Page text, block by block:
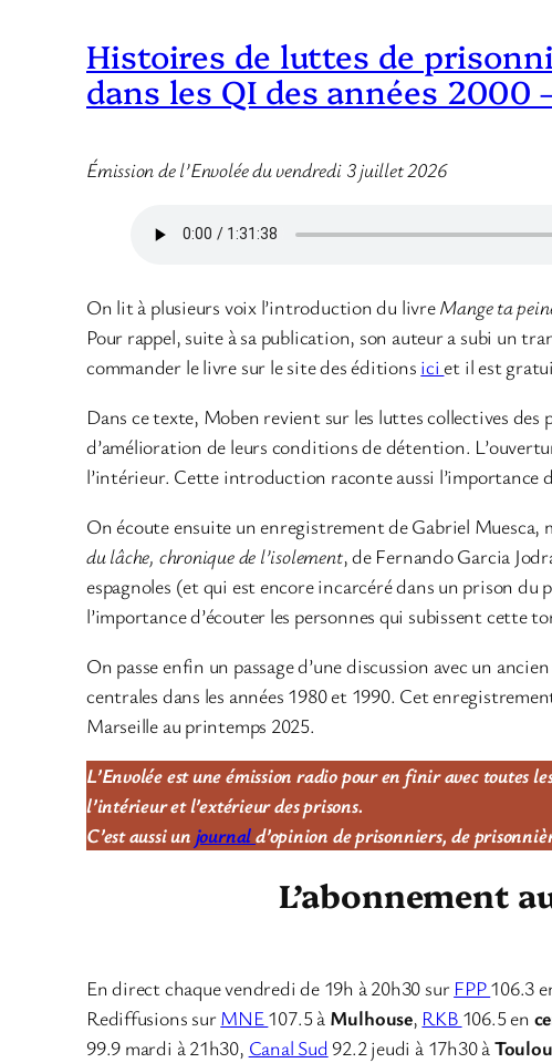
Histoires de luttes de
dans les QI des années 2000
Émission de l’Envolée du vendredi 3 juillet 2026
On lit à plusieurs voix l’introduction du livreMange ta
Pour rappel, suite à sa publication, son auteur a subi un
commander le livre sur le site des éditions ici et il est
Dans ce texte, Moben revient sur les luttes collectives
d’amélioration de leurs conditions de détention.
l’intérieur. Cette introduction raconte aussi l’importance
On écoute ensuite un enregistrement de Gabriel
du lâche, chronique de l’isolement, de Fernando Garcia
espagnoles (et qui est encore incarcéré dans un prison du
l’importance d’écouter les personnes qui subissent cette
On passe enfin un passage d’une discussion avec un
centrales dans les années 1980 et 1990. Cet
Marseille au printemps 2025.
L’Envolée est une émission radio pour en finir avec
l’intérieur et l’extérieur des prisons.
C’est aussi un journald’opinion de prisonniers, de
L’abonnement
En direct chaque vendredi de 19h à 20h30 sur FPP106.3
Rediffusions surMNE107.5 à Mulhouse, RKB 106.5 en
99.9 mardi à 21h30, Canal Sud 92.2 jeudi à 17h30 à